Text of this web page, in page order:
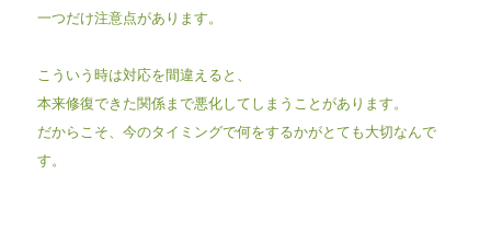
一つだけ注意点があります。
こういう時は対応を間違えると、
本来修復できた関係まで悪化してしまうことがあります。
だからこそ、今のタイミングで何をするかがとても大切なんで
す。